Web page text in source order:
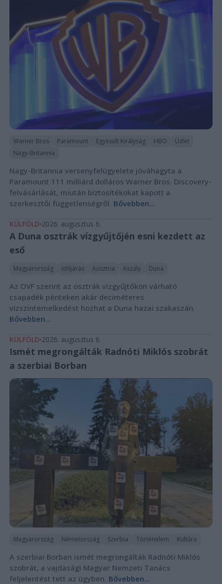
Warner Bros Paramount Egyesült Királyság HBO
Üzlet
Nagy-Britannia
Nagy-Britannia versenyfelügyelete jóváhagyta a
Paramount 111 milliárd dolláros Warner Bros. Discovery-
felvásárlását, miután biztosítékokat kapott a
szerkesztői függetlenségről. Bővebben...
KÜLFÖLD 2026. augusztus 6.
A Duna osztrák vízgyűjtőjén esni kezdett az
eső
Magyarország Időjárás Ausztria Aszály Duna
Az OVF szerint az osztrák vízgyűjtőkön várható
csapadék pénteken akár deciméteres
vízszintemelkedést hozhat a Duna hazai szakaszán.
Bővebben...
KÜLFÖLD 2026. augusztus 6.
Ismét megrongálták Radnóti Miklós szobrát
a szerbiai Borban
Magyarország Németország Szerbia Történelem Kultúra
A szerbiai Borban ismét megrongálták Radnóti Miklós
szobrát, a vajdasági Magyar Nemzeti Tanács
feljelentést tett az ügyben. Bővebben...